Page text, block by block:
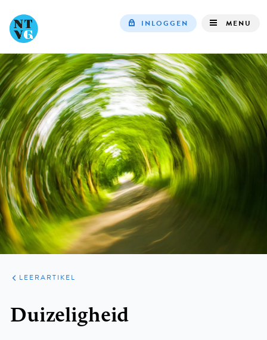
navigation
INLOGGEN MENU
ARTIKELEN
PRAKTIJK
LEERARTIKEL
Duizeligheid